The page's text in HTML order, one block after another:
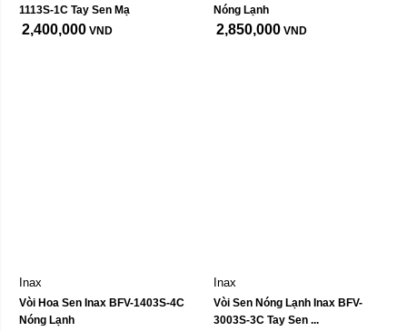
1113S-1C Tay Sen Mạ
2,400,000 VND
Nóng Lạnh
2,850,000 VND
Inax
Vòi Hoa Sen Inax BFV-1403S-4C
Nóng Lạnh
Inax
Vòi Sen Nóng Lạnh Inax BFV-
3003S-3C Tay Sen ...